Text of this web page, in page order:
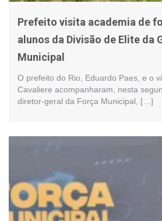
Prefeito visita academia de
alunos da Divisão de Elite da
Municipal
O prefeito do Rio, Eduardo Paes, e o
Cavaliere acompanharam, nesta
diretor-geral da Força Municipal, […]